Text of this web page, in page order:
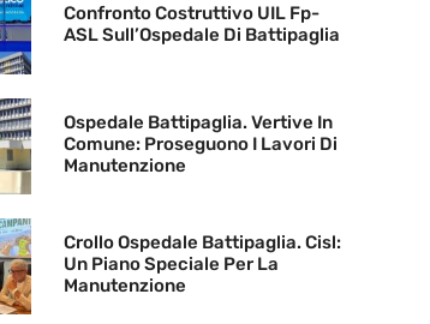
Confronto Costruttivo UIL Fp-
ASL Sull’Ospedale Di Battipaglia
Ospedale Battipaglia. Vertive In
Comune: Proseguono I Lavori Di
Manutenzione
Crollo Ospedale Battipaglia. Cisl:
Un Piano Speciale Per La
Manutenzione